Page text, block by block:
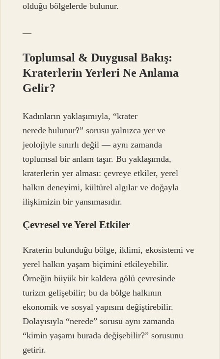
olduğu bölgelerde bulunur.
—
Toplumsal & Duygusal Bakış:
Kraterlerin Yerleri Ne Anlama
Gelir?
Kadınların yaklaşımıyla, “krater
nerede bulunur?” sorusu yalnızca yer ve
jeolojiyle sınırlı değil — aynı zamanda
toplumsal bir anlam taşır. Bu yaklaşımda,
kraterlerin yer alması: çevreye etkiler, yerel
halkın deneyimi, kültürel algılar ve doğayla
ilişkimizin bir yansımasıdır.
Çevresel ve Yerel Etkiler
Kraterin bulunduğu bölge, iklimi, ekosistemi ve
yerel halkın yaşam biçimini etkileyebilir.
Örneğin büyük bir kaldera gölü çevresinde
turizm gelişebilir; bu da bölge halkının
ekonomik ve sosyal yapısını değiştirebilir.
Dolayısıyla “nerede” sorusu aynı zamanda
“kimin yaşamı burada değişebilir?” sorusunu
getirir.